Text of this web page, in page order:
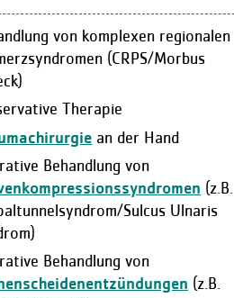
von komplexen regionalen
(CRPS/Morbus
Therapie
an der Hand
Behandlung von
(z.B.
Sulcus Ulnaris
Behandlung von
(z.B.